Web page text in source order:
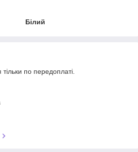
Білий
по передоплаті.